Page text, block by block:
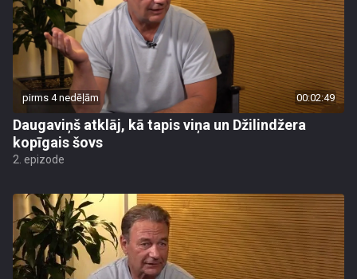
pirms 4 nedēļām 00:02:49
Daugaviņš atklāj, kā tapis viņa un Džilindžera
kopīgais šovs
2. epizode